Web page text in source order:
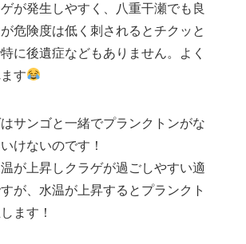
が発生しやすく、八重干瀬でも良
危険度は低く刺されるとチクッと
に後遺症などもありません。よく
す
サンゴと一緒でプランクトンがな
けないのです！
が上昇しクラゲが過ごしやすい適
が、水温が上昇するとプランクト
ます！